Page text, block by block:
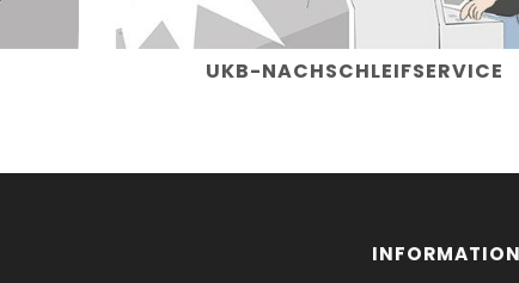
UKB-NACHSCHLEIFSERVICE